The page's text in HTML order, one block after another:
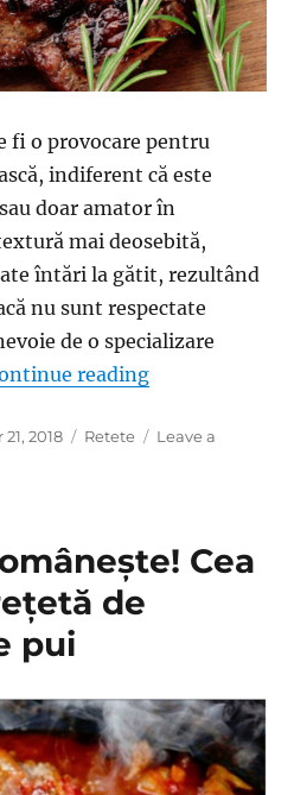
fi o provocare pentru
indiferent că este
doar amator în
mai deosebită,
întări la gătit, rezultând
nu sunt respectate
de o specializare
reading“Cum
2018 Categories
Retete
Leave a
Cea
de
pui